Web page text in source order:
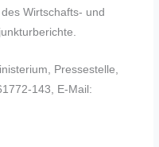
Wirtschafts- und
Pressestelle,
143, E-Mail: